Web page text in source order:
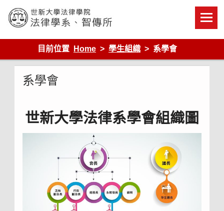
content
世新大學法律學院-法律學系-智慧財產暨科技法律研究所
目前位置
Home 學生組織 系學會
系學會
世新大學法律系學會組織圖